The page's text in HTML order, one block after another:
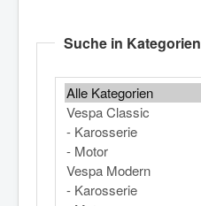
Suche in Kategorien